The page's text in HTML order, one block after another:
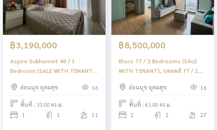
฿3,190,000
Aspire Sukhumvit 48 / 1
Bedroom (SALE WITH TENANT),
(ขายพร้อมผู้เช่า) PYN309
อ่อนนุช อุดมสุข 16
พื้นที่ : 33.00 ตร.ม.
1 1 11
฿8,500,000
Blocs 77 / 2 Bedrooms (SALE
WITH TENANT), บลอคส์ 77 / 2
อ่อนนุช อุดมสุข
16
พื้นที่ : 61.00 ตร.ม.
2 2 27